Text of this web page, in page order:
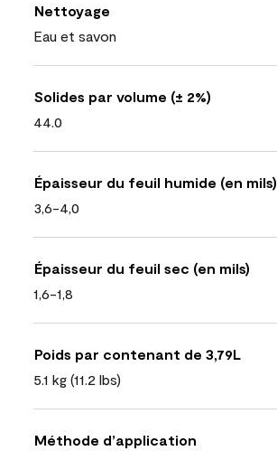
Nettoyage
Eau et savon
Solides par volume (± 2%)
44.0
Épaisseur du feuil humide (en mils)
3,6-4,0
Épaisseur du feuil sec (en mils)
1,6-1,8
Poids par contenant de 3,79L
5.1 kg (11.2 lbs)
Méthode d’application